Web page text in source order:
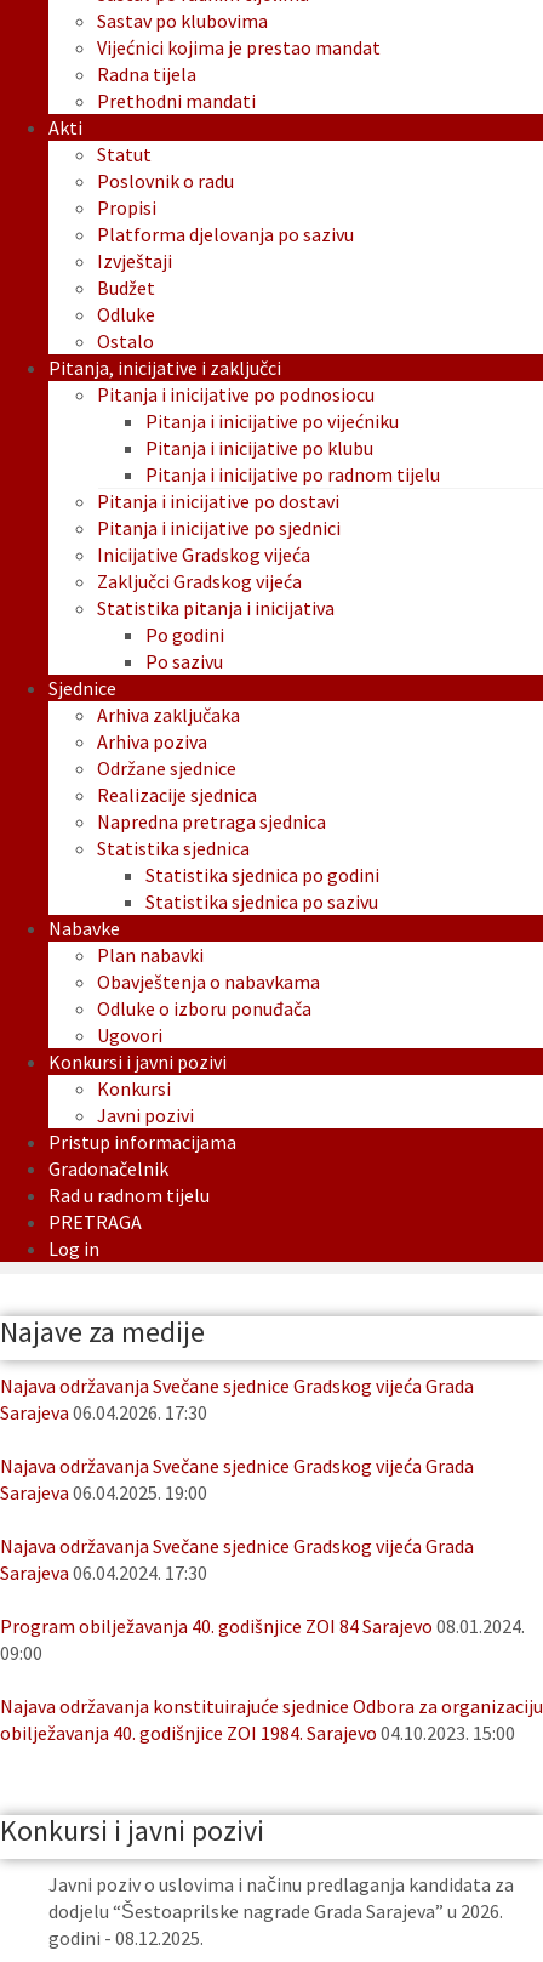
Sastav po klubovima
Vijećnici kojima je prestao mandat
Radna tijela
Prethodni mandati
Akti
Statut
Poslovnik o radu
Propisi
Platforma djelovanja po sazivu
Izvještaji
Budžet
Odluke
Ostalo
Pitanja, inicijative i zaključci
Pitanja i inicijative po podnosiocu
Pitanja i inicijative po vijećniku
Pitanja i inicijative po klubu
Pitanja i inicijative po radnom tijelu
Pitanja i inicijative po dostavi
Pitanja i inicijative po sjednici
Inicijative Gradskog vijeća
Zaključci Gradskog vijeća
Statistika pitanja i inicijativa
Po godini
Po sazivu
Sjednice
Arhiva zaključaka
Arhiva poziva
Održane sjednice
Realizacije sjednica
Napredna pretraga sjednica
Statistika sjednica
Statistika sjednica po godini
Statistika sjednica po sazivu
Nabavke
Plan nabavki
Obavještenja o nabavkama
Odluke o izboru ponuđača
Ugovori
Konkursi i javni pozivi
Konkursi
Javni pozivi
Pristup informacijama
Gradonačelnik
Rad u radnom tijelu
PRETRAGA
Log in
Najave za medije
Najava održavanja Svečane sjednice Gradskog vijeća Grada
Sarajeva 06.04.2026. 17:30
Najava održavanja Svečane sjednice Gradskog vijeća Grada
Sarajeva 06.04.2025. 19:00
Najava održavanja Svečane sjednice Gradskog vijeća Grada
Sarajeva 06.04.2024. 17:30
Program obilježavanja 40. godišnjice ZOI 84 Sarajevo 08.01.2024.
09:00
Najava održavanja konstituirajuće sjednice Odbora za organizaciju
obilježavanja 40. godišnjice ZOI 1984. Sarajevo 04.10.2023. 15:00
Konkursi i javni pozivi
Javni poziv o uslovima i načinu predlaganja kandidata za
dodjelu “Šestoaprilske nagrade Grada Sarajeva” u 2026.
godini - 08.12.2025.